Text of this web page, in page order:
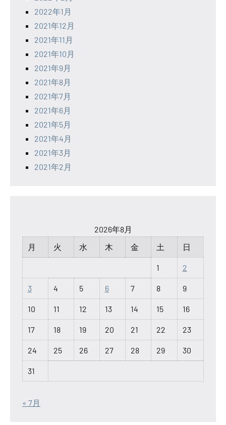
2022年1月
2021年12月
2021年11月
2021年10月
2021年9月
2021年8月
2021年7月
2021年6月
2021年5月
2021年4月
2021年3月
2021年2月
2026年8月
月
火 水 木 金 土 日
1 2
3 4 5 6 7 8 9
10 11 12 13 14 15 16
17 18 19 20 21 22 23
24 25 26 27 28 29 30
31
« 7月